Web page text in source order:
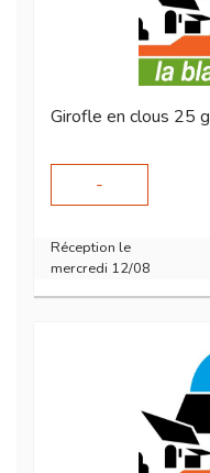
Girofle en clous 25 g
-
Réception le
mercredi 12/08